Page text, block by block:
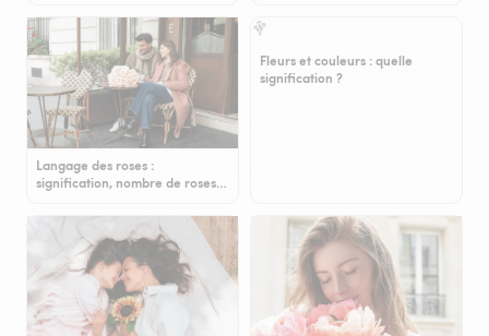
Langage des roses :
signification, nombre de roses…
Fleurs et couleurs : quelle
signification ?